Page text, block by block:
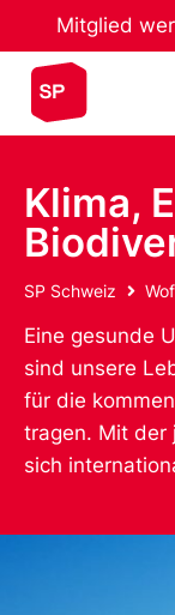
Mitglied
Klima,
SP Schweiz
Eine gesunde
sind unsere
für die
tragen. Mit der
sich